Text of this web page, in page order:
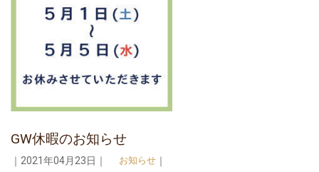
GW休暇のお知らせ
｜2021年04月23日｜ お知らせ ｜